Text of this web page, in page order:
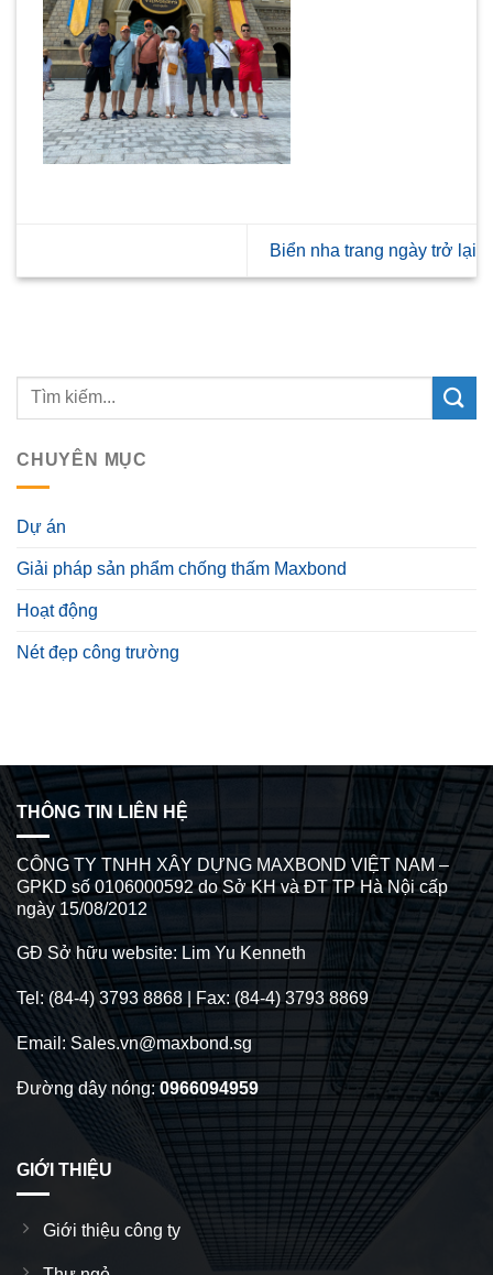
Biển nha trang ngày trở lại
CHUYÊN MỤC
Dự án
Giải pháp sản phẩm chống thấm Maxbond
Hoạt động
Nét đẹp công trường
THÔNG TIN LIÊN HỆ
CÔNG TY TNHH XÂY DỰNG MAXBOND VIỆT NAM –
GPKD số 0106000592 do Sở KH và ĐT TP Hà Nội cấp
ngày 15/08/2012
GĐ Sở hữu website: Lim Yu Kenneth
Tel: (84-4) 3793 8868 | Fax: (84-4) 3793 8869
Email: Sales.vn@maxbond.sg
Đường dây nóng:0966094959
GIỚI THIỆU
Giới thiệu công ty